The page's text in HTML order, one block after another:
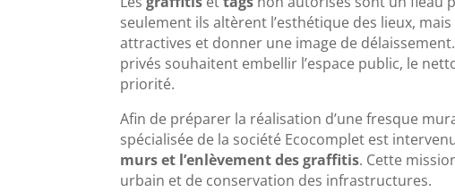
seulement ils altèrent l’esthétique des lieux,
attractives et donner une image de
privés souhaitent embellir l’espace public, le
priorité.
Afin de préparer la réalisation d’une fresque
spécialisée de la société Ecocomplet est
murs et l’enlèvement des graffitis. Cette
urbain et de conservation des infrastructures.